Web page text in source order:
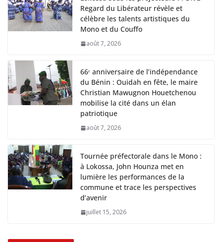
Regard du Libérateur révèle et
célèbre les talents artistiques du
Mono et du Couffo
août 7, 2026
66ᵉ anniversaire de l’indépendance
du Bénin : Ouidah en fête, le maire
Christian Mawugnon Houetchenou
mobilise la cité dans un élan
patriotique
août 7, 2026
Tournée préfectorale dans le Mono :
à Lokossa, John Hounza met en
lumière les performances de la
commune et trace les perspectives
d’avenir
juillet 15, 2026